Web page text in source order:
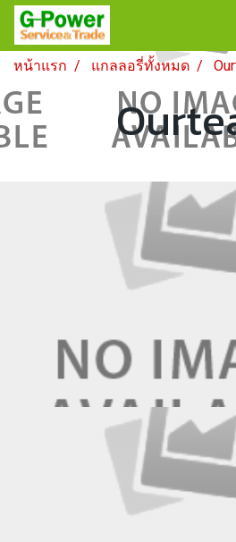
หน้าแรก แกลลอรี่ทั้งหมด